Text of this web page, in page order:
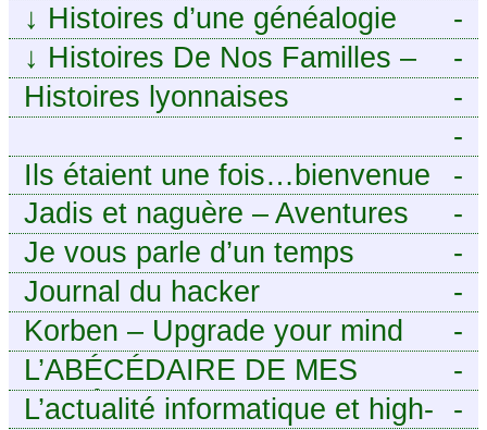
-
↓ Histoires d’une généalogie
Léonarde
-
↓ Histoires De Nos Familles –
Blog de généalogie
-
Histoires lyonnaises
-
https://
-
Ils étaient une fois…bienvenue
chez mes ancêtres. – Une
histoire tourangelle, mais pas
seulement.
-
Jadis et naguère – Aventures
généalogiques de l’Atlantique
aux contreforts des Alpes
-
Je vous parle d’un temps
-
Journal du hacker
-
Korben – Upgrade your mind
-
L’ABÉCÉDAIRE DE MES
ANCÊTRES – Tout ce que
-
L’actualité informatique et high-